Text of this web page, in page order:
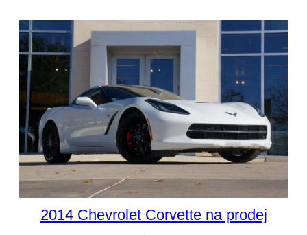
2014 Chevrolet Corvette na prodej